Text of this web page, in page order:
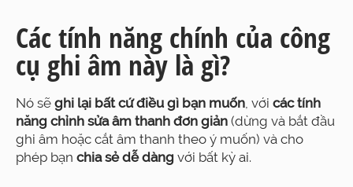
Các tính năng chính của công
cụ ghi âm này là gì?
Nó sẽ ghi lại bất cứ điều gì bạn muốn , với các tính
năng chỉnh sửa âm thanh đơn giản (dừng và bắt đầu
ghi âm hoặc cắt âm thanh theo ý muốn) và cho
phép bạn chia sẻ dễ dàng với bất kỳ ai.